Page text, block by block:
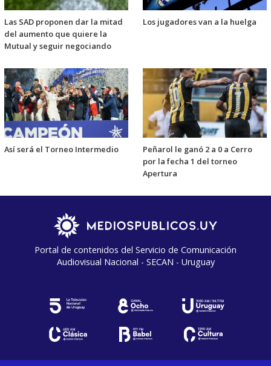
Las SAD proponen dar la mitad
del aumento que quiere la
Mutual y seguir negociando
Los jugadores van a la huelga
Así será el Torneo Intermedio
Peñarol le ganó 2 a 0 a Cerro
por la fecha 1 del torneo
Apertura
Portal de contenidos del Servicio de Comunicación
Audiovisual Nacional - SECAN - Uruguay